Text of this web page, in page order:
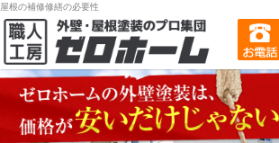
屋根の補修修繕の必要性